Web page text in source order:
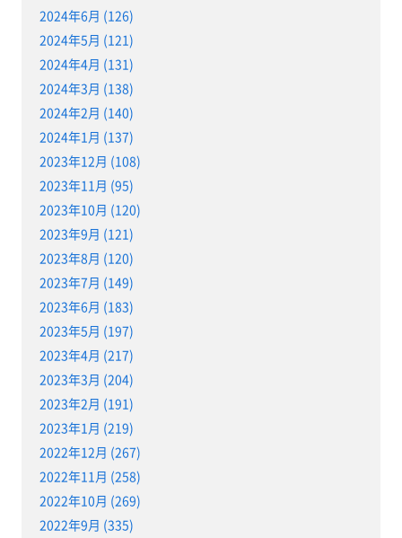
2024年6月 (126)
2024年5月 (121)
2024年4月 (131)
2024年3月 (138)
2024年2月 (140)
2024年1月 (137)
2023年12月 (108)
2023年11月 (95)
2023年10月 (120)
2023年9月 (121)
2023年8月 (120)
2023年7月 (149)
2023年6月 (183)
2023年5月 (197)
2023年4月 (217)
2023年3月 (204)
2023年2月 (191)
2023年1月 (219)
2022年12月 (267)
2022年11月 (258)
2022年10月 (269)
2022年9月 (335)